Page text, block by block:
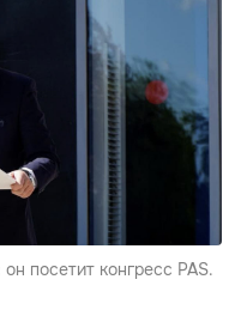
посетит конгресс PAS.